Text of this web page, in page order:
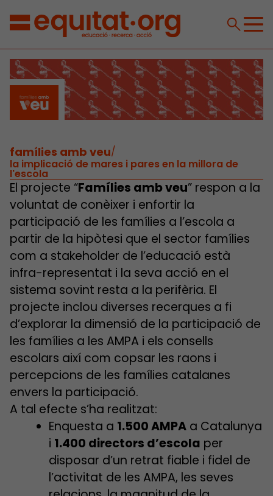
famílies amb veu/
la implicació de mares i pares en la millora de
l'escola
El projecte “Famílies amb veu” respon a la
voluntat de conèixer i enfortir la
participació de les famílies a l’escola a
partir de la hipòtesi que el sector famílies
com a stakeholder de l’educació està
infra-representat i la seva acció en el
sistema sovint resta a la perifèria. El
projecte inclou diverses recerques a fi
d’explorar la dimensió de la participació de
les famílies a les AMPA i els consells
escolars així com copsar les raons i
percepcions de les famílies catalanes
envers la participació.
A tal efecte s’ha realitzat:
Enquesta a 1.500 AMPA a Catalunya
i 1.400 directors d’escola per
disposar d’un retrat fiable i fidel de
l’activitat de les AMPA, les seves